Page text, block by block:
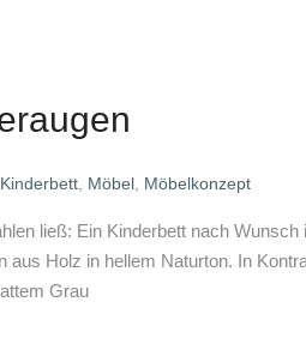
Kinderbett Möbel Möbelkonzept
ließ: Ein Kinderbett nach
aus Holz in hellem Naturton. In
Grau